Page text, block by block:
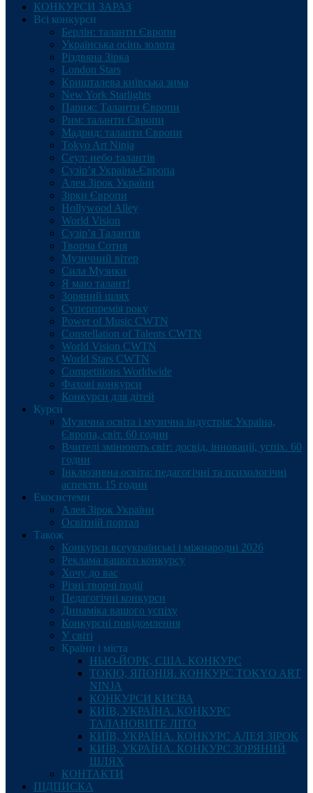
КОНКУРСИ ЗАРАЗ
Всі конкурси
Берлін: таланти Європи
Українська осінь золота
Різдвяна Зірка
London Stars
Кришталева київська зима
New York Starlights
Париж: Таланти Європи
Рим: таланти Європи
Мадрид: таланти Європи
Tokyo Art Ninja
Сеул: небо талантів
Сузір’я Україна-Європа
Алея Зірок України
Зірки Європи
Hollywood Alley
World Vision
Сузір’я Талантів
Творча Сотня
Музичний вітер
Сила Музики
Я маю талант!
Зоряний шлях
Суперпремія року
Power of Music CWTN
Constellation of Talents CWTN
World Vision CWTN
World Stars CWTN
Competitions Worldwide
Фахові конкурси
Конкурси для дітей
Курси
Музична освіта і музична індустрія: Україна,
Європа, світ. 60 годин
Вчителі змінюють світ: досвід, інновації, успіх. 60
годин
Інклюзивна освіта: педагогічні та психологічні
аспекти. 15 годин
Екосистеми
Алея Зірок України
Освітній портал
Також
Конкурси всеукраїнські і міжнародні 2026
Реклама вашого конкурсу
Хочу до вас
Різні творчі події
Педагогічні конкурси
Динаміка вашого успіху
Конкурсні повідомлення
У світі
Країни і міста
НЬЮ-ЙОРК, США. КОНКУРС
ТОКІО, ЯПОНІЯ. КОНКУРС TOKYO ART
NINJA
КОНКУРСИ КИЄВА
КИЇВ, УКРАЇНА. КОНКУРС
ТАЛАНОВИТЕ ЛІТО
КИЇВ, УКРАЇНА. КОНКУРС АЛЕЯ ЗІРОК
КИЇВ, УКРАЇНА. КОНКУРС ЗОРЯНИЙ
ШЛЯХ
КОНТАКТИ
ПІДПИСКА